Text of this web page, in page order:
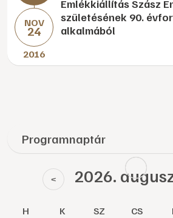
NOV
24
2016
Emlékkiállítás Szász
születésének 90.
alkalmából
Programnaptár
< 2026.
H K SZ CS